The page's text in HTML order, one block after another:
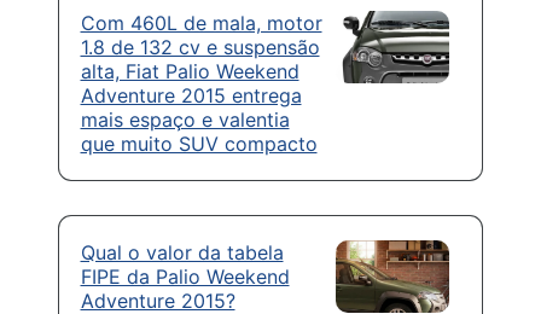
Com 460L de mala, motor
1.8 de 132 cv e suspensão
alta, Fiat Palio Weekend
Adventure 2015 entrega
mais espaço e valentia
que muito SUV compacto
Qual o valor da tabela
FIPE da Palio Weekend
Adventure 2015?